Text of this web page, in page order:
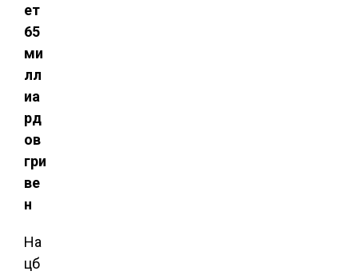
ет
65
ми
лл
иа
рд
ов
гри
ве
н
На
цб